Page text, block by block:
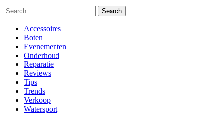
Search
Accessoires
Boten
Evenementen
Onderhoud
Reparatie
Reviews
Tips
Trends
Verkoop
Watersport